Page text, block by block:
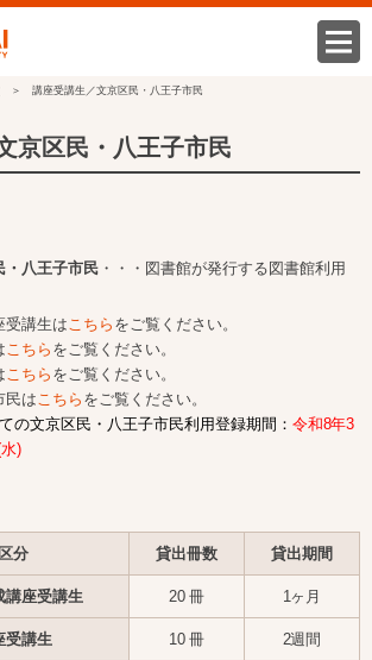
講座受講生／文京区民・八王子市民
京区民・八王子市民
・八王子市民・・・図書館が発行する図書館利用
受講生はこちら をご覧ください。
こちら をご覧ください。
こちら をご覧ください。
民はこちら をご覧ください。
の文京区民・八王子市民利用登録期間： 令和8年3
)
分 貸出冊数 貸出期間
講座受講生 20 冊 1ヶ月
受講生 10 冊 2週間